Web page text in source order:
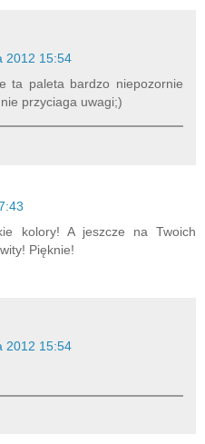
2012 15:54
ta paleta bardzo niepozornie
przyciaga uwagi;)
kolory! A jeszcze na Twoich
Pięknie!
2012 15:54